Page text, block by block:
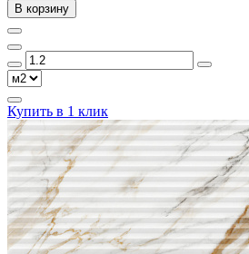
В корзину
Купить в 1 клик